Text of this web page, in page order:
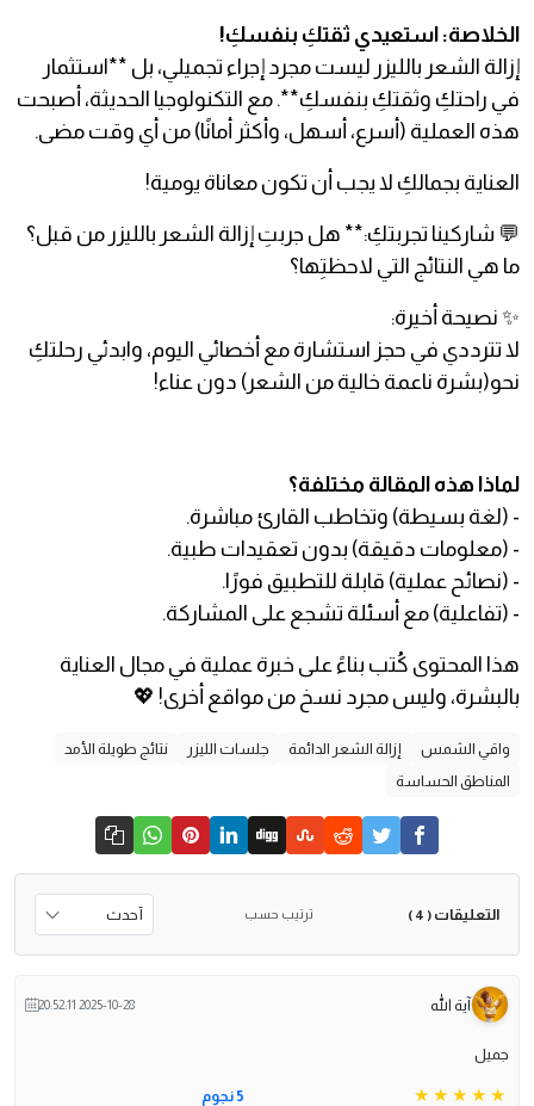
الخلاصة: استعيدي ثقتكِ بنفسكِ!
إزالة الشعر بالليزر ليست مجرد إجراء تجميلي، بل **استثمار
في راحتكِ وثقتكِ بنفسكِ**. مع التكنولوجيا الحديثة، أصبحت
هذه العملية (أسرع، أسهل، وأكثر أمانًا) من أي وقت مضى.
العناية بجمالكِ لا يجب أن تكون معاناة يومية!
💬 شاركينا تجربتكِ:** هل جربتِ إزالة الشعر بالليزر من قبل؟
ما هي النتائج التي لاحظتِها؟
✨ نصيحة أخيرة:
لا تترددي في حجز استشارة مع أخصائي اليوم، وابدئي رحلتكِ
نحو(بشرة ناعمة خالية من الشعر) دون عناء!
لماذا هذه المقالة مختلفة؟
- (لغة بسيطة) وتخاطب القارئ مباشرة.
- (معلومات دقيقة) بدون تعقيدات طبية.
- (نصائح عملية) قابلة للتطبيق فورًا.
- (تفاعلية) مع أسئلة تشجع على المشاركة.
هذا المحتوى كُتب بناءً على خبرة عملية في مجال العناية
بالبشرة، وليس مجرد نسخ من مواقع أخرى! 💖
واقي الشمس إزالة الشعر الدائمة جلسات الليزر
نتائج طويلة الأمد
المناطق الحساسة
التعليقات ( 4 ) ترتيب حسب
آية الله 2025-10-28 20:52:11
جميل
5 نجوم